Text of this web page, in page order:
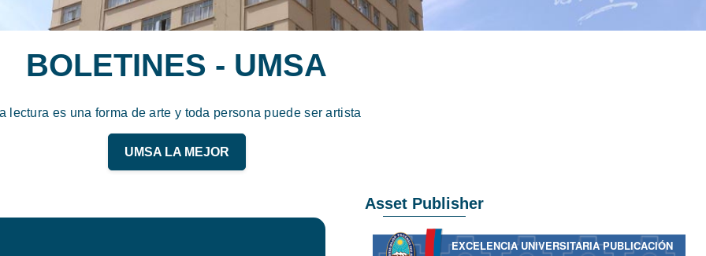
BOLETINES - UMSA
lectura es una forma de arte y toda persona puede ser artista
UMSA LA MEJOR
Asset Publisher
EXCELENCIA UNIVERSITARIA PUBLICACIÓN